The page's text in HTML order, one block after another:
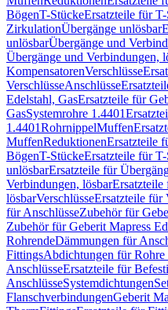
BögenT-StückeErsatzteile für
ZirkulationÜbergänge unlösbar
unlösbarÜbergänge und
Übergänge und Verbindungen,
KompensatorenVerschlüsse
VerschlüsseAnschlüsse
Edelstahl, GasErsatzteile für
GasSystemrohre 1.4401
1.4401RohrnippelMuffen
MuffenReduktionenErsatzteile
BögenT-StückeErsatzteile für
unlösbarErsatzteile für
Verbindungen, lösbarErsatzteile
lösbarVerschlüsseErsatzteile für
für AnschlüsseZubehör für
Zubehör für Geberit Mapress
RohrendeDämmungen für
FittingsAbdichtungen für
AnschlüsseErsatzteile für
AnschlüsseSystemdichtungen
FlanschverbindungenGeberit